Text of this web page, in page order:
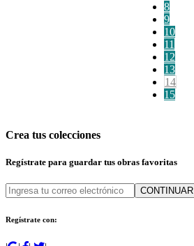
8
9
10
11
12
13
14
15
Crea tus colecciones
Regístrate para guardar tus obras favoritas
CONTINUAR
Regístrate con: